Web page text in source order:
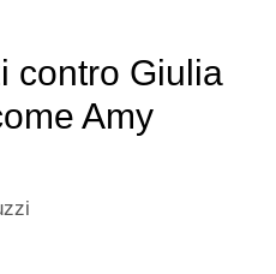
contro Giulia
Amy